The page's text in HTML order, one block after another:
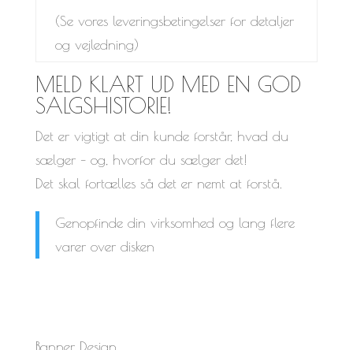
(Se vores leveringsbetingelser for detaljer
og vejledning)
MELD KLART UD MED EN GOD
SALGSHISTORIE!
Det er vigtigt at din kunde forstår, hvad du
sælger – og, hvorfor du sælger det!
Det skal fortælles så det er nemt at forstå.
Genopfinde din virksomhed og lang flere
varer over disken
Banner Design